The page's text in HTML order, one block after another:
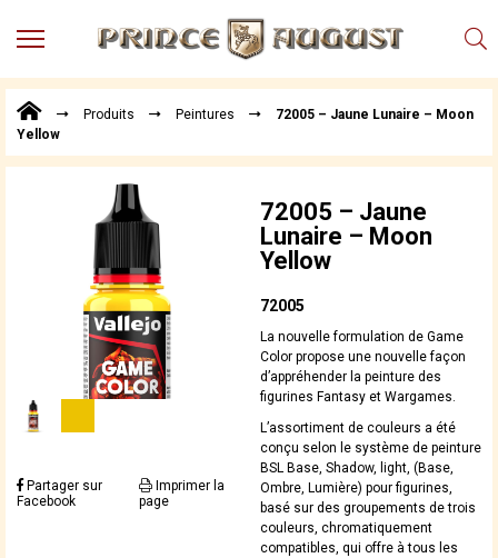
MENU
Points
de
Vente
Actualités
Téléchargements
Techniques,
trucs et
astuces
Vidéos
Produits Peintures
72005 – Jaune Lunaire – Moon
Yellow
Partager sur
Facebook
Imprimer la
page
72005 – Jaune
Lunaire – Moon
Yellow
72005
La nouvelle formulation de Game
Color propose une nouvelle façon
d’appréhender la peinture des
figurines Fantasy et Wargames.
L’assortiment de couleurs a été
conçu selon le système de peinture
BSL Base, Shadow, light, (Base,
Ombre, Lumière) pour figurines,
basé sur des groupements de trois
couleurs, chromatiquement
compatibles, qui offre à tous les